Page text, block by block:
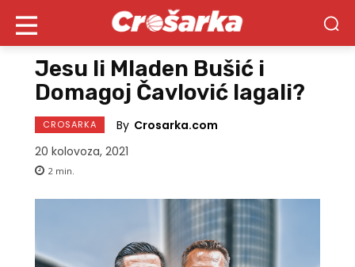
Jesu li Mladen Bušić i
Domagoj Čavlović lagali?
CROSARKA By Crosarka.com
20 kolovoza, 2021
2 min.